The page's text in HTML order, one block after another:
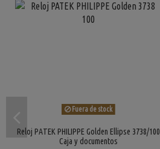
Fuera de stock
Reloj PATEK PHILIPPE Golden Ellipse 3738/100
Caja y documentos